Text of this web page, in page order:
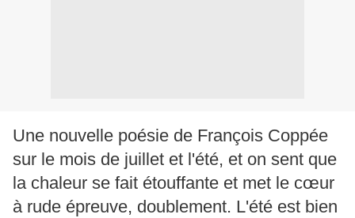
Une nouvelle poésie de François Coppée
sur le mois de juillet et l'été, et on sent que
la chaleur se fait étouffante et met le cœur
à rude épreuve, doublement. L'été est bien